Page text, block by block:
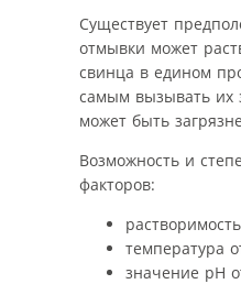
Существует
отмывки может
свинца в едином
самым вызывать их
может быть
Возможность и
факторов:
температура
значение pH